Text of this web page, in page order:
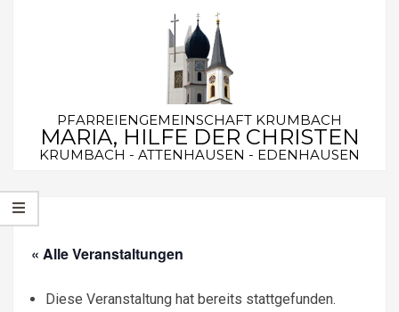
PFARREIENGEMEINSCHAFT KRUMBACH
MARIA, HILFE DER CHRISTEN
KRUMBACH - ATTENHAUSEN - EDENHAUSEN
Secondary
Navigation
« Alle Veranstaltungen
Diese Veranstaltung hat bereits stattgefunden.